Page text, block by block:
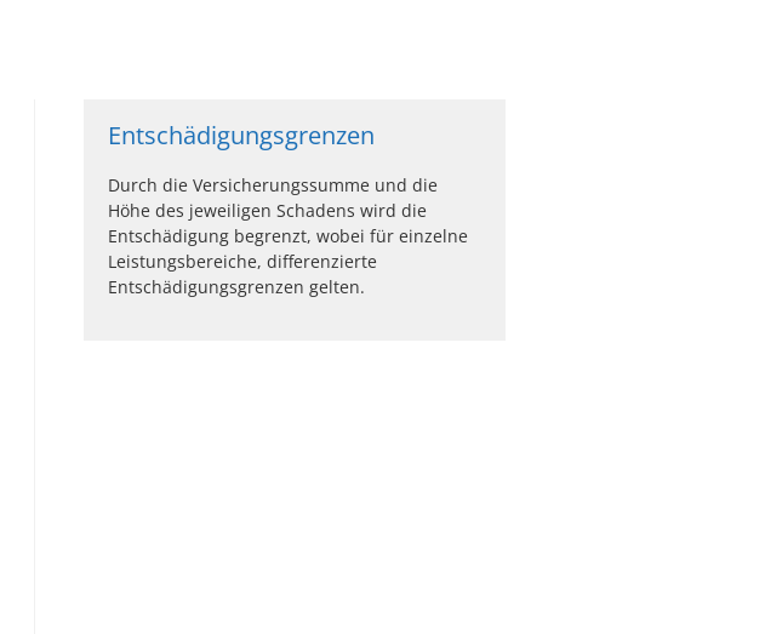
Entschädigungsgrenzen
Durch die Versicherungssumme und die
Höhe des jeweiligen Schadens wird die
Entschädigung begrenzt, wobei für einzelne
Leistungsbereiche, differenzierte
Entschädigungsgrenzen gelten.